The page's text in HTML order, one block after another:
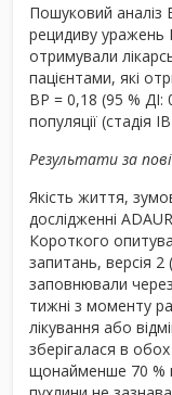
Пошуковий
рецидиву уражень
отримували
пацієнтами, які
ВР = 0,18 (95 % ДІ:
популяції (стадія
Результати за
Якість життя,
дослідженні
Короткого
запитань, версія
заповнювали
тижні з моменту
лікування або
зберігалася в
щонайменше 70 %